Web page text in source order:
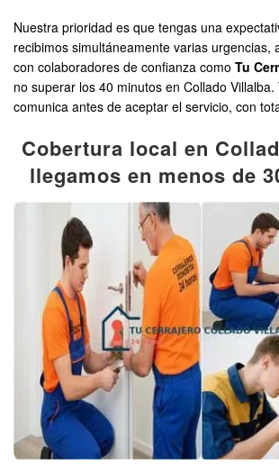
Nuestra prioridad es que tengas una
recibimos simultáneamente varias urgencias,
con colaboradores de confianza como Tu
no superar los 40 minutos en Collado Villalba.
comunica antes de aceptar el servicio, con
Cobertura local en
llegamos en menos de